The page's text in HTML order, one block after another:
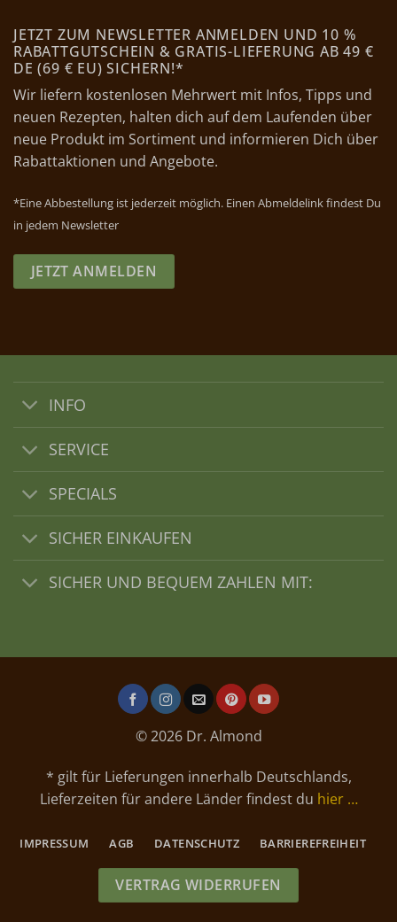
JETZT ZUM NEWSLETTER ANMELDEN UND 10 %
RABATTGUTSCHEIN & GRATIS-LIEFERUNG AB 49 €
DE (69 € EU) SICHERN!*
Wir liefern kostenlosen Mehrwert mit Infos, Tipps und
neuen Rezepten, halten dich auf dem Laufenden über
neue Produkt im Sortiment und informieren Dich über
Rabattaktionen und Angebote.
*Eine Abbestellung ist jederzeit möglich. Einen Abmeldelink findest Du
in jedem Newsletter
JETZT ANMELDEN
INFO
SERVICE
SPECIALS
SICHER EINKAUFEN
SICHER UND BEQUEM ZAHLEN MIT:
© 2026 Dr. Almond
* gilt für Lieferungen innerhalb Deutschlands,
Lieferzeiten für andere Länder findest du hier …
IMPRESSUM AGB DATENSCHUTZ BARRIEREFREIHEIT
VERTRAG WIDERRUFEN